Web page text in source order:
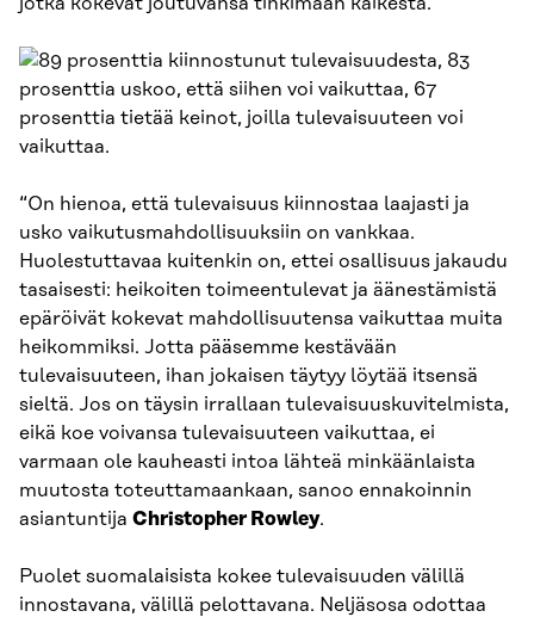
“On hienoa, että tulevaisuus kiinnostaa laajasti ja
usko vaikutusmahdollisuuksiin on vankkaa.
Huolestuttavaa kuitenkin on, ettei osallisuus jakaudu
tasaisesti: heikoiten toimeentulevat ja äänestämistä
epäröivät kokevat mahdollisuutensa vaikuttaa muita
heikommiksi. Jotta pääsemme kestävään
tulevaisuuteen, ihan jokaisen täytyy löytää itsensä
sieltä. Jos on täysin irrallaan tulevaisuuskuvitelmista,
eikä koe voivansa tulevaisuuteen vaikuttaa, ei
varmaan ole kauheasti intoa lähteä minkäänlaista
muutosta toteuttamaankaan, sanoo ennakoinnin
asiantuntija Christopher Rowley.
Puolet suomalaisista kokee tulevaisuuden välillä
innostavana, välillä pelottavana. Neljäsosa odottaa